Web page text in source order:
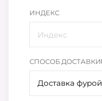
ИНДЕКС
СПОСОБ ДОСТАВКИ
Доставка фурой